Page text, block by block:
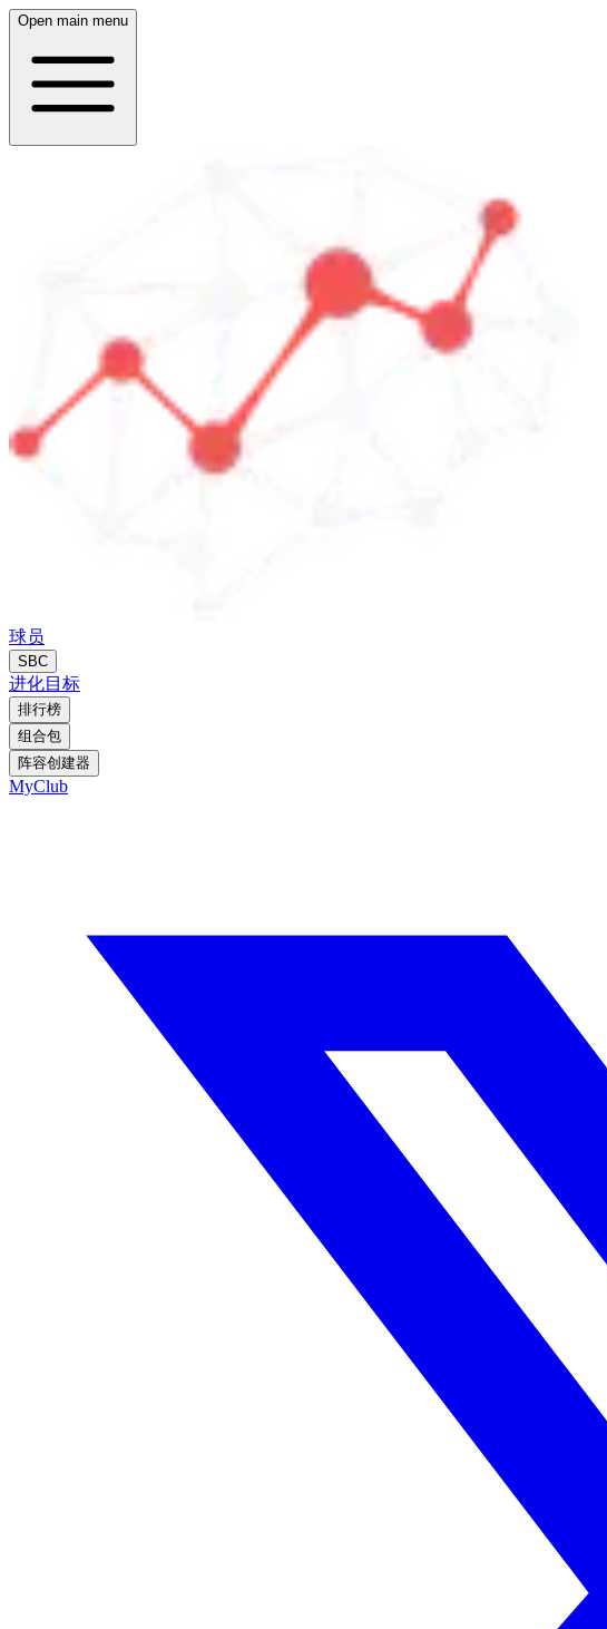
Open main menu
球员
SBC
进化目标
排行榜
组合包
阵容创建器
MyClub